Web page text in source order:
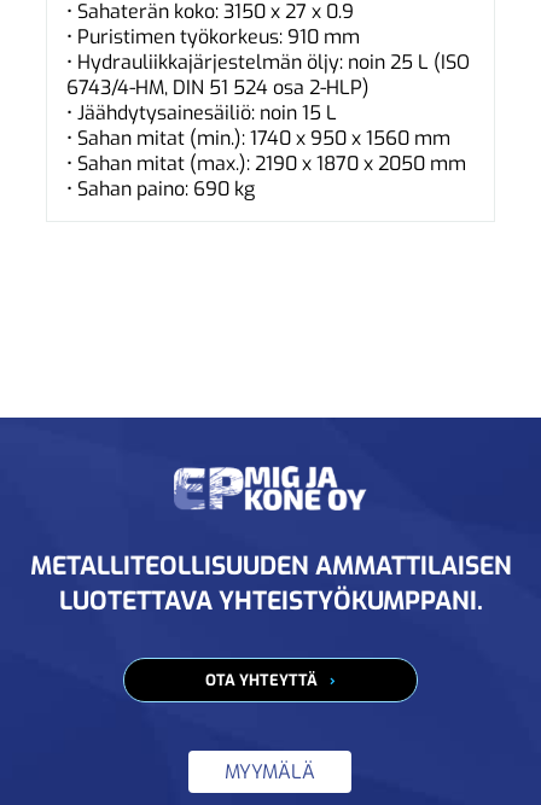
• Sahaterän koko: 3150 x 27 x 0.9
• Puristimen työkorkeus: 910 mm
• Hydrauliikkajärjestelmän öljy: noin 25 L (ISO
6743/4-HM, DIN 51 524 osa 2-HLP)
• Jäähdytysainesäiliö: noin 15 L
• Sahan mitat (min.): 1740 x 950 x 1560 mm
• Sahan mitat (max.): 2190 x 1870 x 2050 mm
• Sahan paino: 690 kg
METALLITEOLLISUUDEN AMMATTILAISEN
LUOTETTAVA YHTEISTYÖKUMPPANI.
OTA YHTEYTTÄ
MYYMÄLÄ